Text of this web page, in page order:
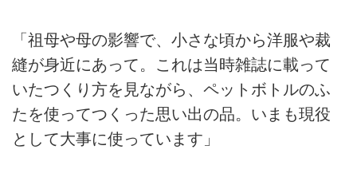
「祖母や母の影響で、小さな頃から洋服や裁
縫が身近にあって。これは当時雑誌に載って
いたつくり方を見ながら、ペットボトルのふ
たを使ってつくった思い出の品。いまも現役
として大事に使っています」